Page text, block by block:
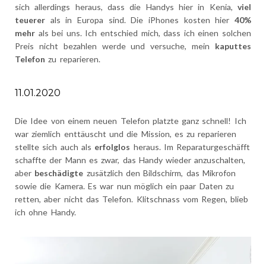
sich allerdings heraus, dass die Handys hier in Kenia, viel
teuerer als in Europa sind. Die iPhones kosten hier 40%
mehr als bei uns. Ich entschied mich, dass ich einen solchen
Preis nicht bezahlen werde und versuche, mein kaputtes
Telefon zu reparieren.
11.01.2020
Die Idee von einem neuen Telefon platzte ganz schnell! Ich
war ziemlich enttäuscht und die Mission, es zu reparieren
stellte sich auch als erfolglos heraus. Im Reparaturgeschäfft
schaffte der Mann es zwar, das Handy wieder anzuschalten,
aber beschädigte zusätzlich den Bildschirm, das Mikrofon
sowie die Kamera. Es war nun möglich ein paar Daten zu
retten, aber nicht das Telefon. Klitschnass vom Regen, blieb
ich ohne Handy.